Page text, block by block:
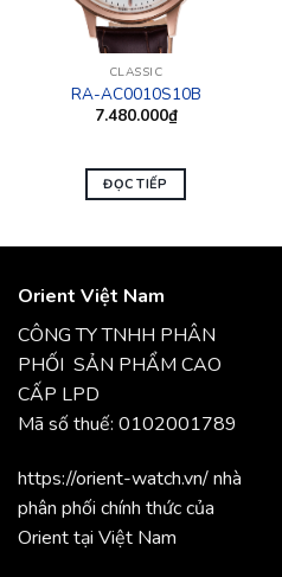
CLASSIC
RA-AC0010S10B
7.480.000₫
ĐỌC TIẾP
Orient Việt Nam
CÔNG TY TNHH PHÂN
PHỐI SẢN PHẨM CAO
CẤP LPD
Mã số thuế: 0102001789
https://orient-watch.vn/ nhà
phân phối chính thức của
Orient tại Việt Nam